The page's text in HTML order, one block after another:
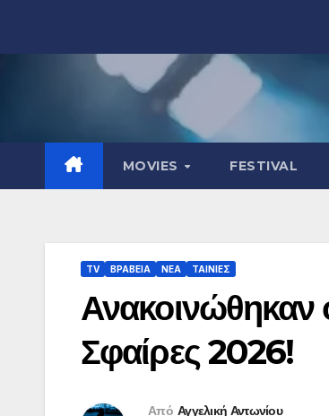
MOVIES FESTIVAL
TV ΒΡΑΒΕΙΑ ΝΕΑ ΤΑΙΝΙΕΣ
Ανακοινώθηκαν
Σφαίρες 2026!
Από Αγγελική Αντωνίου